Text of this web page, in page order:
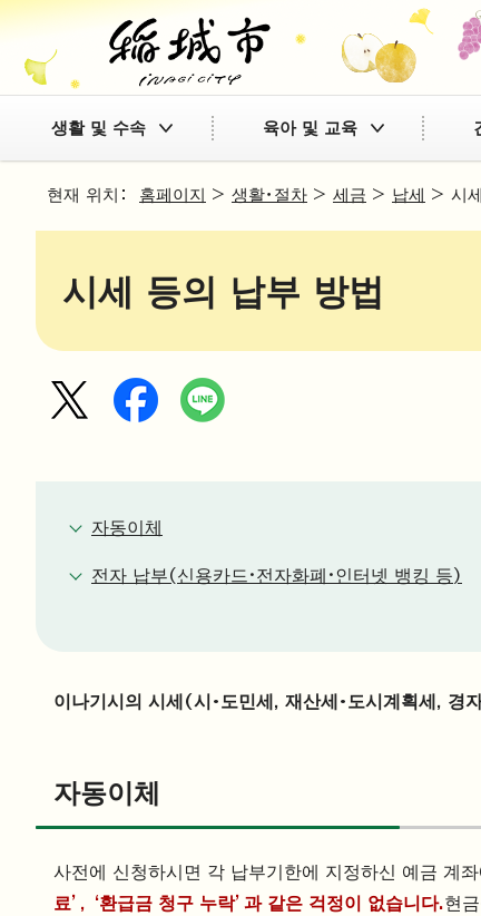
생활 및 수속 육아 및 교육
현재 위치： 홈페이지 > 생활・절차 > 세금 > 납세 > 시
시세 등의 납부 방법
자동이체
전자 납부(신용카드·전자화폐·인터넷 뱅킹 등)
이나기시의 시세(시·도민세, 재산세·도시계획세, 경
자동이체
사전에 신청하시면 각 납부기한에 지정하신 예금 계
료’, ‘환급금 청구 누락’과 같은 걱정이 없습니다.현